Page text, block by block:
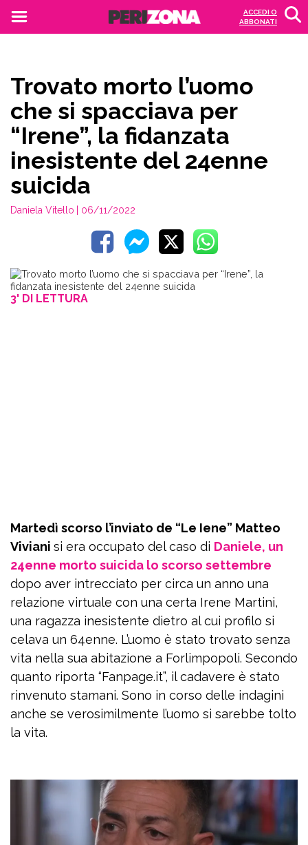
ACCEDI O
ABBONATI
Trovato morto l’uomo
che si spacciava per
“Irene”, la fidanzata
inesistente del 24enne
suicida
Daniela Vitello | 06/11/2022
3' DI LETTURA
Martedì scorso l’inviato de “Le Iene” Matteo
Viviani si era occupato del caso di Daniele, un
24enne morto suicida lo scorso settembre
dopo aver intrecciato per circa un anno una
relazione virtuale con una certa Irene Martini,
una ragazza inesistente dietro al cui profilo si
celava un 64enne. L’uomo è stato trovato senza
vita nella sua abitazione a Forlimpopoli. Secondo
quanto riporta “Fanpage.it”, il cadavere è stato
rinvenuto stamani. Sono in corso delle indagini
anche se verosimilmente l’uomo si sarebbe tolto
la vita.